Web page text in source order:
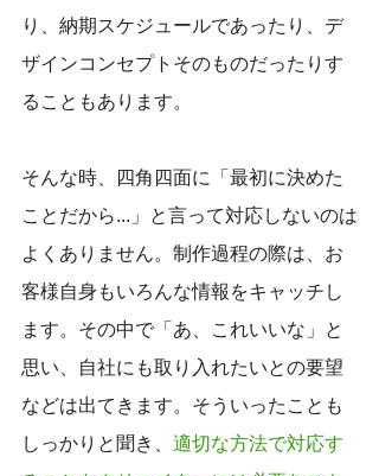
り、納期スケジュールであったり、デ
ザインコンセプトそのものだったりす
ることもあります。
そんな時、四角四面に「最初に決めた
ことだから...」と言って対応しないのは
よくありません。制作過程の際は、お
客様自身もいろんな情報をキャッチし
ます。その中で「あ、これいいな」と
思い、自社にも取り入れたいとの要望
などは出てきます。そういったことも
しっかりと聞き、 適切な方法で対応す